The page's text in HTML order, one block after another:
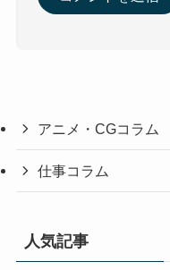
アニメ・CGコラム
仕事コラム
人気記事